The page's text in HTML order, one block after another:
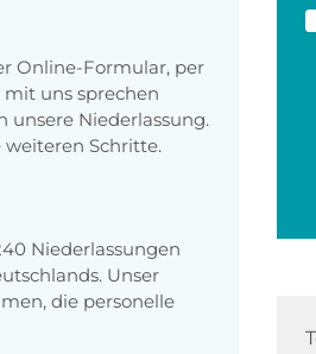
Online-Formular, per
mit uns sprechen
unsere Niederlassung.
Schritte.
Niederlassungen
Unser
die personelle